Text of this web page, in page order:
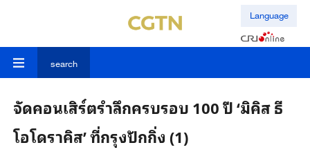
Language
search
จัดคอนเสิร์ตรำลึกครบรอบ 100 ปี ‘มิคิส ธี
โอโดราคิส’ ที่กรุงปักกิ่ง (1)